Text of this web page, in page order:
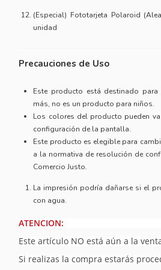
(Especial) Fototarjeta Polaroid
unidad
Precauciones de Uso
Este producto está destinado
más, no es un producto para niños.
Los colores del producto pueden
configuración de la pantalla.
Este producto es elegible para
a la normativa de resolución de
Comercio Justo.
La impresión podría dañarse si el
con agua.
ATENCION:
Este artículo NO está aún a la
Si realizas la compra estarás